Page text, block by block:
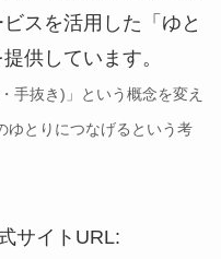
スを活用した「ゆと
供しています。
手抜き)」という概念を変え
ゆとりにつなげるという考
サイトURL: